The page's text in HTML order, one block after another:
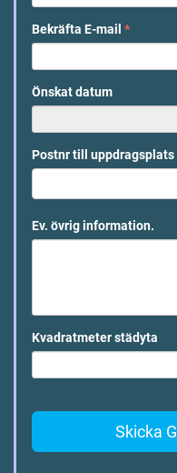
Bekräfta E-mail *
Önskat datum
Postnr till uppdragsplats
Ev. övrig information.
Kvadratmeter städyta
Skicka